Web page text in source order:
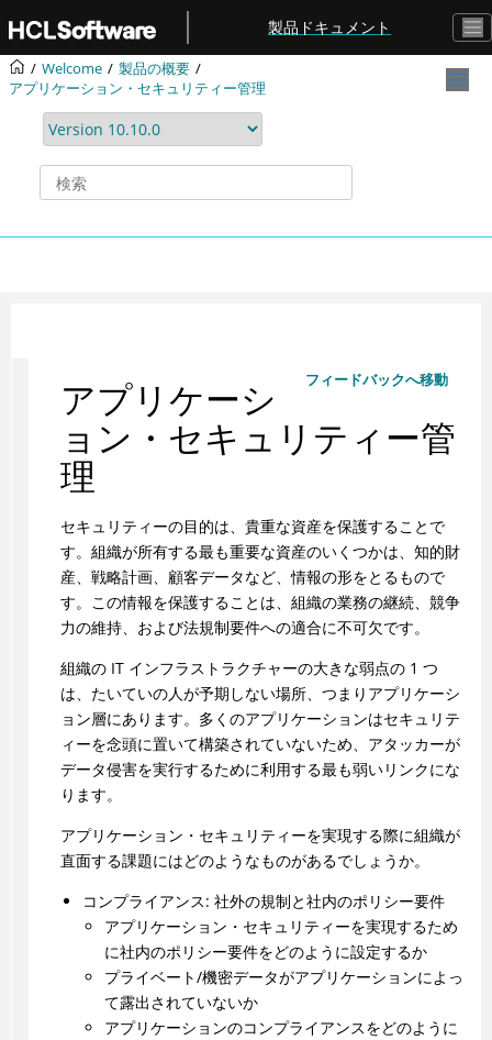
メインコンテンツにジャンプ
製品ドキュメント
Welcome
製品の概要
アプリケーション・セキュリティー管理
フィードバックへ移動
アプリケーシ
ョン・セキュリティー管
理
セキュリティーの目的は、貴重な資産を保護することで
す。組織が所有する最も重要な資産のいくつかは、知的財
産、戦略計画、顧客データなど、情報の形をとるもので
す。この情報を保護することは、組織の業務の継続、競争
力の維持、および法規制要件への適合に不可欠です。
組織の IT インフラストラクチャーの大きな弱点の 1 つ
は、たいていの人が予期しない場所、つまりアプリケーシ
ョン層にあります。多くのアプリケーションはセキュリテ
ィーを念頭に置いて構築されていないため、アタッカーが
データ侵害を実行するために利用する最も弱いリンクにな
ります。
アプリケーション・セキュリティーを実現する際に組織が
直面する課題にはどのようなものがあるでしょうか。
コンプライアンス: 社外の規制と社内のポリシー要件
アプリケーション・セキュリティーを実現するため
に社内のポリシー要件をどのように設定するか
プライベート/機密データがアプリケーションによっ
て露出されていないか
アプリケーションのコンプライアンスをどのように